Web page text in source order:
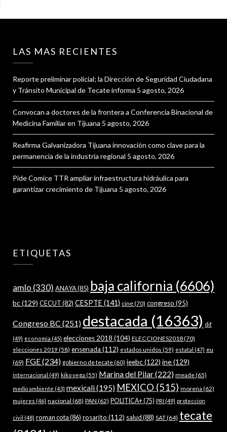
LAS MAS RECIENTES
Reporte preliminar policial; la Dirección de Seguridad Ciudadana
y Tránsito Municipal de Tecate informa 5 agosto, 2026
Convocan a doctores de la frontera a Conferencia Binacional de
Medicina Familiar en Tijuana 5 agosto, 2026
Reafirma Galvanizadora Tijuana innovación como clave para la
permanencia de la industria regional 5 agosto, 2026
Pide Comice TTR ampliar infraestructura hidráulica para
garantizar crecimiento de Tijuana 5 agosto, 2026
ETIQUETAS
amlo (330) ANAYA(85) baja california (6606)
bc(129) CECUT(82) CESPTE (141) cine(70) congreso (95)
Congreso BC (251) destacada (16363) dif
(49) economia (45) elecciones 2018 (104) ELECCIONES2018(70)
elecciones 2019 (58) ensenada (112) estados unidos (59) estatal (47) eu
(69) FGE(234) gobierno de tecate(60) ieebc(122) ine(129)
internacional (49) kiko vega (55) Marina del Pilar(222) meade(65)
medio ambiente (43) mexicali(195) MEXICO (515) morena (62)
mujeres (46) nacional (68) PAN (62) POLITICA+(75) PRI (49) proteccion
civil (48) roman cota(86) rosarito (112) salud(88) SAT(64) tecate